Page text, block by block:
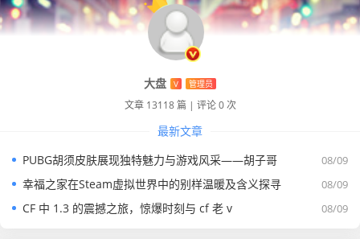
大盘 V 管理员
文章 13118 篇 | 评论 0 次
最新文章
08/09
PUBG胡须皮肤展现独特魅力与游戏风采——胡子哥
08/09
幸福之家在Steam虚拟世界中的别样温暖及含义探寻
08/09
CF 中 1.3 的震撼之旅，惊爆时刻与 cf 老 v